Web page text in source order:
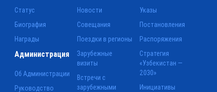
Статус
Биография
Награды
Новости
Совещания
Поездки в регионы
Зарубежные
визиты
Встречи с
зарубежными
Указы
Постановления
Распоряжения
Стратегия
«Узбекистан —
2030»
Инициативы
Администрация
Об Администрации
Руководство